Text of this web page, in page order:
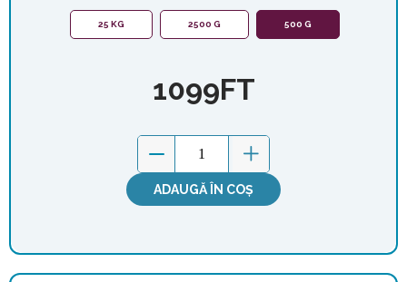
25 KG 2500 G 500 G
1099FT
ADAUGĂ ÎN COȘ